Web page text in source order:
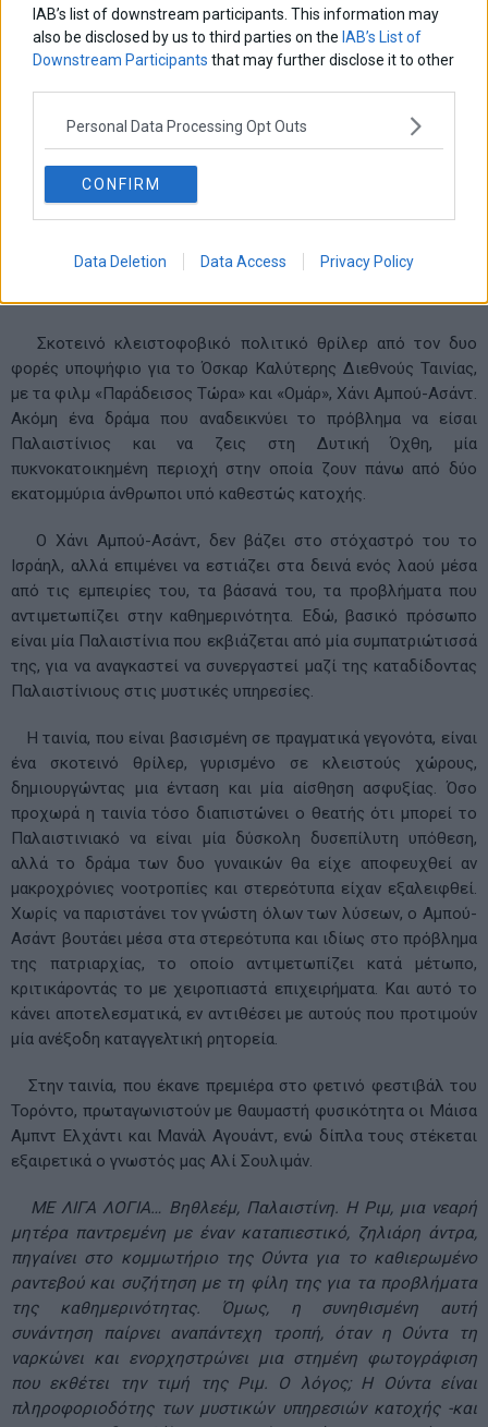
IAB’s list of downstream participants. This information may
also be disclosed by us to third parties on the IAB’s List of
Downstream Participants that may further disclose it to other
Personal Data Processing Opt Outs
CONFIRM
Data Deletion Data Access Privacy Policy
το εικοσιτετράωρο των γενεθλίων του θα εξελιχθεί
εντελώς απρόσμενα -προσγειώνοντάς τον από τα
δικαστήρια της Ευελπίδων σε λαμπερές καντίνες και
σκοτεινά πάρκινγκ της Εθνικής οδού, από το τακτοποιημένο
εργένικο σπίτι του στο Λυκαβηττό σε αγροικίες στο
Χαλκούτσι και πολυτελείς βίλες στην Αλίαρτο- και θα
τελειώσει απρόβλεπτα ξημερώματα στην Αθήνα.
Παγίδα(Huda’s Salon). Πολιτικό θρίλερ, παλαιστινιακής,
σκηνοθεσία Χάνι Αμπού-Ασάντ, με τους Αλί Σουλιμάν, Μάισα
Σκοτεινό κλειστοφοβικό πολιτικό θρίλερ από τον δυο
φορές υποψήφιο για το Όσκαρ Καλύτερης Διεθνούς Ταινίας,
με τα φιλμ «Παράδεισος Τώρα» και «Ομάρ», Χάνι Αμπού-Ασάντ.
Ακόμη ένα δράμα που αναδεικνύει το πρόβλημα να είσαι
Παλαιστίνιος και να ζεις στη Δυτική Όχθη, μία
πυκνοκατοικημένη περιοχή στην οποία ζουν πάνω από δύο
εκατομμύρια άνθρωποι υπό καθεστώς κατοχής.
Ο Χάνι Αμπού-Ασάντ, δεν βάζει στο στόχαστρό του το
Ισράηλ, αλλά επιμένει να εστιάζει στα δεινά ενός λαού μέσα
από τις εμπειρίες του, τα βάσανά του, τα προβλήματα που
αντιμετωπίζει στην καθημερινότητα. Εδώ, βασικό πρόσωπο
είναι μία Παλαιστίνια που εκβιάζεται από μία συμπατριώτισσά
της, για να αναγκαστεί να συνεργαστεί μαζί της καταδίδοντας
Παλαιστίνιους στις μυστικές υπηρεσίες.
Η ταινία, που είναι βασισμένη σε πραγματικά γεγονότα, είναι
ένα σκοτεινό θρίλερ, γυρισμένο σε κλειστούς χώρους,
δημιουργώντας μια ένταση και μία αίσθηση ασφυξίας. Όσο
προχωρά η ταινία τόσο διαπιστώνει ο θεατής ότι μπορεί το
Παλαιστινιακό να είναι μία δύσκολη δυσεπίλυτη υπόθεση,
αλλά το δράμα των δυο γυναικών θα είχε αποφευχθεί αν
μακροχρόνιες νοοτροπίες και στερεότυπα είχαν εξαλειφθεί.
Χωρίς να παριστάνει τον γνώστη όλων των λύσεων, ο Αμπού-
Ασάντ βουτάει μέσα στα στερεότυπα και ιδίως στο πρόβλημα
της πατριαρχίας, το οποίο αντιμετωπίζει κατά μέτωπο,
κριτικάροντάς το με χειροπιαστά επιχειρήματα. Και αυτό το
κάνει αποτελεσματικά, εν αντιθέσει με αυτούς που προτιμούν
μία ανέξοδη καταγγελτική ρητορεία.
Στην ταινία, που έκανε πρεμιέρα στο φετινό φεστιβάλ του
Τορόντο, πρωταγωνιστούν με θαυμαστή φυσικότητα οι Μάισα
Αμπντ Ελχάντι και Μανάλ Αγουάντ, ενώ δίπλα τους στέκεται
εξαιρετικά ο γνωστός μας Αλί Σουλιμάν.
ΜΕ ΛΙΓΑ ΛΟΓΙΑ… Βηθλεέμ, Παλαιστίνη. Η Ριμ, μια νεαρή
μητέρα παντρεμένη με έναν καταπιεστικό, ζηλιάρη άντρα,
πηγαίνει στο κομμωτήριο της Ούντα για το καθιερωμένο
ραντεβού και συζήτηση με τη φίλη της για τα προβλήματα
της καθημερινότητας. Όμως, η συνηθισμένη αυτή
συνάντηση παίρνει αναπάντεχη τροπή, όταν η Ούντα τη
ναρκώνει και ενορχηστρώνει μια στημένη φωτογράφιση
που εκθέτει την τιμή της Ριμ. Ο λόγος; Η Ούντα είναι
πληροφοριοδότης των μυστικών υπηρεσιών κατοχής -και